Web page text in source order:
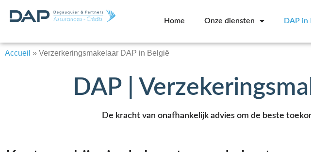
Home Onze diensten DAP in
Accueil » Verzerkeringsmakelaar DAP in België
DAP |
De kracht van onafhankelijk advies om de beste